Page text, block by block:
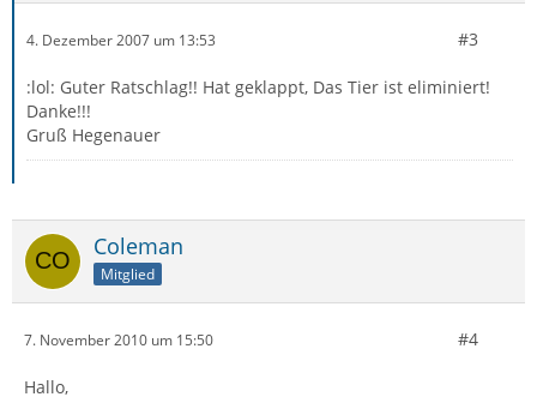
4. Dezember 2007 um 13:53 #3
:lol: Guter Ratschlag!! Hat geklappt, Das Tier ist eliminiert!
Danke!!!
Gruß Hegenauer
Coleman
Mitglied
7. November 2010 um 15:50 #4
Hallo,